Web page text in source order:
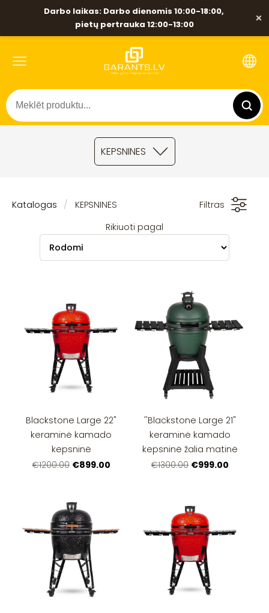
Darbo laikas: Darbo dienomis 10:00-18:00,
pietų pertrauka 12:00-13:00
×
KEPSNINES
Katalogas KEPSNINES
Filtras
Rikiuoti pagal
Blackstone Large 22"
keraminė kamado
kepsninė
€1200.00 €899.00
''Blackstone Large 21"
keraminė kamado
kepsninė žalia matinė
€1300.00 €999.00